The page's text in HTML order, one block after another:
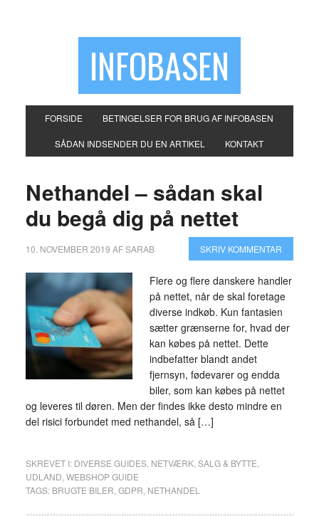
INFOBASEN
FORSIDE BETINGELSER FOR BRUG AF INFOBASEN
SÅDAN INDSENDER DU EN ARTIKEL KONTAKT
Nethandel – sådan skal
du begå dig på nettet
10. NOVEMBER 2019 AFSARAB SKRIV KOMMENTAR
Flere og flere danskere handler
på nettet, når de skal foretage
diverse indkøb. Kun fantasien
sætter grænserne for, hvad der
kan købes på nettet. Dette
indbefatter blandt andet
fjernsyn, fødevarer og endda
biler, som kan købes på nettet
og leveres til døren. Men der findes ikke desto mindre en
del risici forbundet med nethandel, så […]
SKREVET I: DIVERSE GUIDES, NETVÆRK, SALG & BYTTE
UDLAND WEBSHOP GUIDE
TAGS: BRUGTE BILER GDPR NETHANDEL